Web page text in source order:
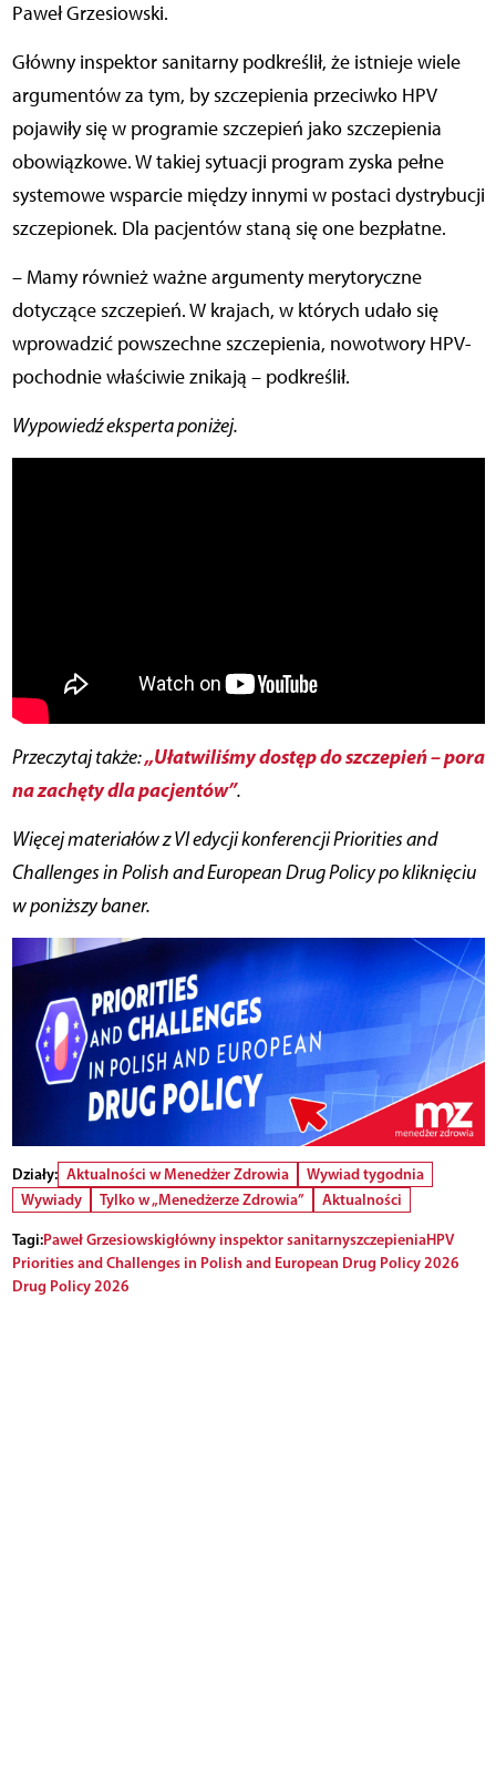
Paweł Grzesiowski.
Główny inspektor sanitarny podkreślił, że istnieje wiele
argumentów za tym, by szczepienia przeciwko HPV
pojawiły się w programie szczepień jako szczepienia
obowiązkowe. W takiej sytuacji program zyska pełne
systemowe wsparcie między innymi w postaci dystrybucji
szczepionek. Dla pacjentów staną się one bezpłatne.
– Mamy również ważne argumenty merytoryczne
dotyczące szczepień. W krajach, w których udało się
wprowadzić powszechne szczepienia, nowotwory HPV-
pochodnie właściwie znikają – podkreślił.
Wypowiedź eksperta poniżej.
Przeczytaj także:„Ułatwiliśmy dostęp do szczepień – pora
na zachęty dla pacjentów”.
Więcej materiałów z VI edycji konferencji Priorities and
Challenges in Polish and European Drug Policy po kliknięciu
w poniższy baner.
Działy: Aktualności w Menedżer Zdrowia
Wywiad tygodnia
Wywiady
Tylko w „Menedżerze Zdrowia”
Aktualności
Tagi:Paweł Grzesiowskigłówny inspektor sanitarnyszczepieniaHPV
Priorities and Challenges in Polish and European Drug Policy 2026
Drug Policy 2026